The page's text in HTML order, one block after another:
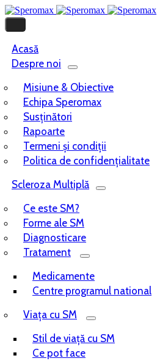
Acasă
Despre noi
Misiune & Obiective
Echipa Speromax
Susținători
Rapoarte
Termeni și condiții
Politica de confidențialitate
Scleroza Multiplă
Ce este SM?
Forme ale SM
Diagnosticare
Tratament
Medicamente
Centre programul national
Viața cu SM
Stil de viață cu SM
Ce pot face